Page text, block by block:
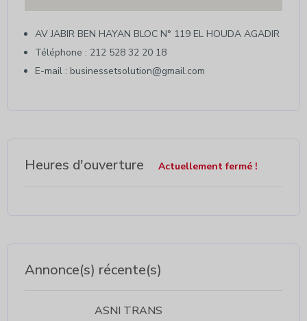
AV JABIR BEN HAYAN BLOC N° 119 EL HOUDA AGADIR
Téléphone : 212 528 32 20 18
E-mail : businessetsolution@gmail.com
Heures d'ouverture Actuellement fermé !
Annonce(s) récente(s)
ASNI TRANS